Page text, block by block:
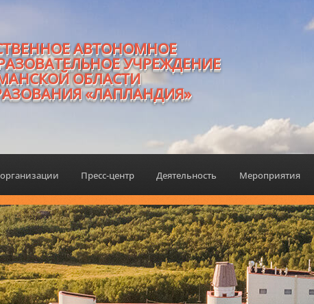
АВТОНОМНОЕ
УЧРЕЖДЕНИЕ
ОБЛАСТИ
«ЛАПЛАНДИЯ»
Пресс-центр Деятельность Мероприятия